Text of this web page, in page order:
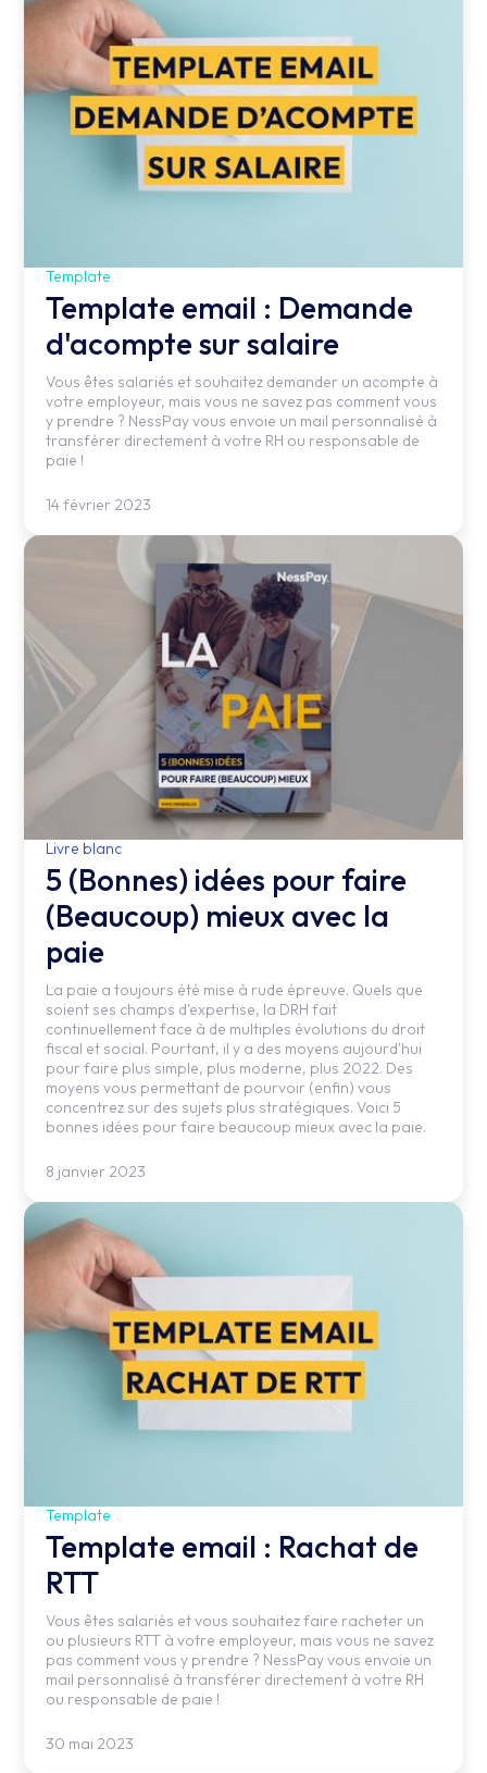
Template
Template email : Demande
d'acompte sur salaire
Vous êtes salariés et souhaitez demander un acompte à
votre employeur, mais vous ne savez pas comment vous
y prendre ? NessPay vous envoie un mail personnalisé à
transférer directement à votre RH ou responsable de
paie !
14 février 2023
Livre blanc
5 (Bonnes) idées pour faire
(Beaucoup) mieux avec la
paie
La paie a toujours été mise à rude épreuve. Quels que
soient ses champs d'expertise, la DRH fait
continuellement face à de multiples évolutions du droit
fiscal et social. Pourtant, il y a des moyens aujourd'hui
pour faire plus simple, plus moderne, plus 2022. Des
moyens vous permettant de pourvoir (enfin) vous
concentrez sur des sujets plus stratégiques. Voici 5
bonnes idées pour faire beaucoup mieux avec la paie.
8 janvier 2023
Template
Template email : Rachat de
RTT
Vous êtes salariés et vous souhaitez faire racheter un
ou plusieurs RTT à votre employeur, mais vous ne savez
pas comment vous y prendre ? NessPay vous envoie un
mail personnalisé à transférer directement à votre RH
ou responsable de paie !
30 mai 2023